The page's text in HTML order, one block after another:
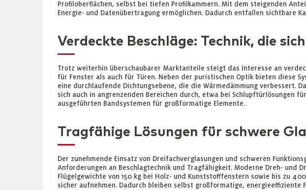
Profiloberflächen, selbst bei tiefen Profilkammern. Mit dem steigenden
Energie- und Datenübertragung ermöglichen. Dadurch entfallen sichtbare
Verdeckte Beschläge: Technik, die
Trotz weiterhin überschaubarer Marktanteile steigt das Interesse an
für Fenster als auch für Türen. Neben der puristischen Optik bieten diese
eine durchlaufende Dichtungsebene, die die Wärmedämmung verbessert.
sich auch in angrenzenden Bereichen durch, etwa bei Schlupftürlösungen
ausgeführten Bandsystemen für großformatige Elemente.
Tragfähige Lösungen für schwere
Der zunehmende Einsatz von Dreifachverglasungen und schweren
Anforderungen an Beschlagtechnik und Tragfähigkeit. Moderne Dreh- und
Flügelgewichte von 150 kg bei Holz- und Kunststofffenstern sowie bis zu
sicher aufnehmen. Dadurch bleiben selbst großformatige, energieeffiziente